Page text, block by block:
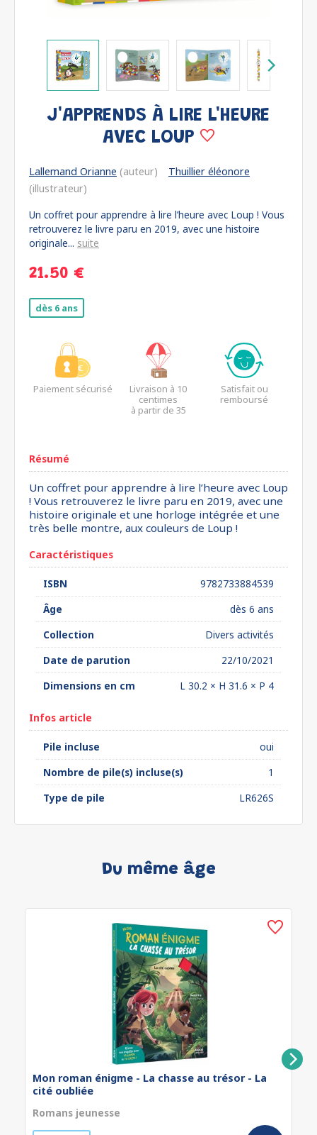
J'APPRENDS À LIRE L'HEURE
AVEC LOUP
Lallemand Orianne (auteur)
Thuillier éléonore
(illustrateur)
Un coffret pour apprendre à lire l’heure avec Loup ! Vous
retrouverez le livre paru en 2019, avec une histoire
originale... suite
21.50 €
dès 6 ans
Paiement sécurisé
Livraison à 10
centimes
à partir de 35
Satisfait ou
remboursé
Résumé
Un coffret pour apprendre à lire l’heure avec Loup
! Vous retrouverez le livre paru en 2019, avec une
histoire originale et une horloge intégrée et une
très belle montre, aux couleurs de Loup !
Caractéristiques
ISBN
9782733884539
Âge
dès 6 ans
Collection
Divers activités
Date de parution
22/10/2021
Dimensions en cm
L 30.2 × H 31.6 × P 4
Infos article
Pile incluse
oui
Nombre de pile(s) incluse(s)
1
Type de pile
LR626S
Du même âge
Mon roman énigme - La chasse au trésor - La
cité oubliée
Romans jeunesse